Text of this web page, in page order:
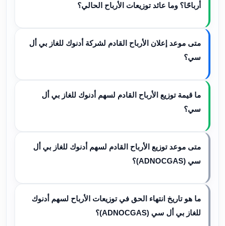
أرباحًا؟ وما عائد توزيعات الأرباح الحالي؟
متى موعد إعلان الأرباح القادم لشركة أدنوك للغاز بي أل
سي؟
ما قيمة توزيع الأرباح القادم لسهم أدنوك للغاز بي أل
سي؟
متى موعد توزيع الأرباح القادم لسهم أدنوك للغاز بي أل
سي (ADNOCGAS)؟
ما هو تاريخ انتهاء الحق في توزيعات الأرباح لسهم أدنوك
للغاز بي أل سي (ADNOCGAS)؟